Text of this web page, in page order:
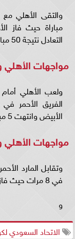
التعادل نتيجة 50 مباراة.
مواجهات
الأبيض وانتهت 5 مباريات بالتعادل.
مواجهات
وتقابل المارد
في 8 مرات حيث فاز الأهلي في 6 مرات مقابل مرتين للزمالك.
و
الاتحاد السعودي